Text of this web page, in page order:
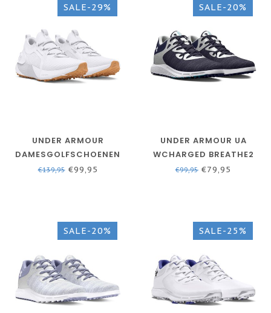
SALE-29%
UNDER ARMOUR
DAMESGOLFSCHOENEN
UA W PHANTOM / WIT
€139,95€99,95
SALE-20%
UNDER ARMOUR UA
WCHARGED BREATHE2
KNIT SL-MIDNIGHT NAVY
€99,95 €79,95
SALE-20% SALE-25%